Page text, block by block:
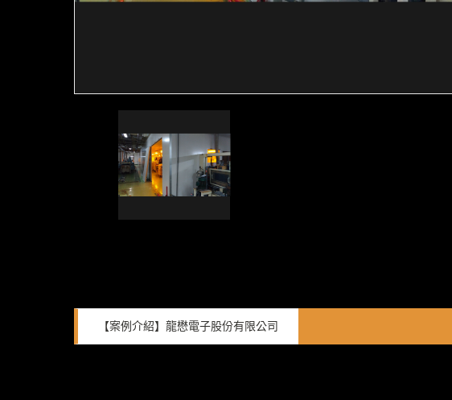
【案例介紹】龍懋電子股份有限公司